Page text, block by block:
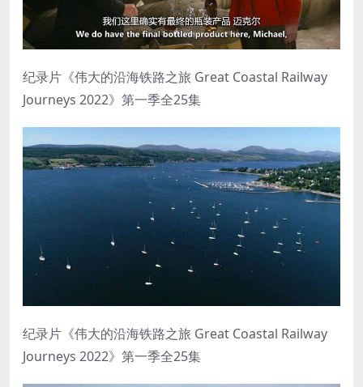
纪录片《伟大的沿海铁路之旅 Great Coastal Railway
Journeys 2022》第一季全25集
纪录片《伟大的沿海铁路之旅 Great Coastal Railway
Journeys 2022》第一季全25集